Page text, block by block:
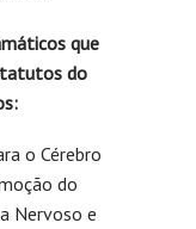
que
do
o Cérebro
do
Nervoso e